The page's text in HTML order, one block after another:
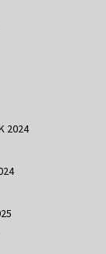
2024